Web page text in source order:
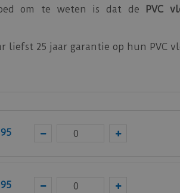
om te weten is dat de PVC
liefst 25 jaar garantie op hun PVC
95
95